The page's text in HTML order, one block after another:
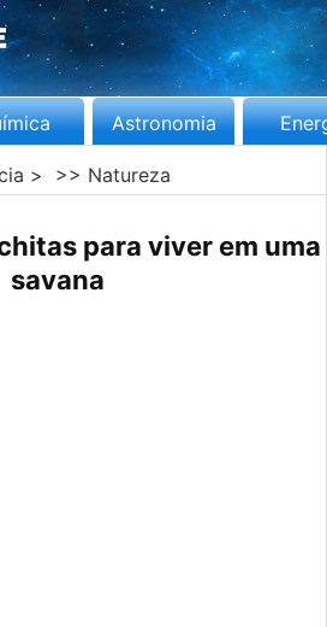
Astronomia
> >> Natureza
para viver em uma
savana